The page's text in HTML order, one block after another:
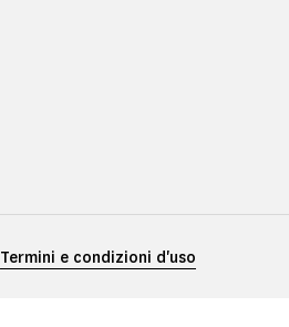
Termini e condizioni d'uso